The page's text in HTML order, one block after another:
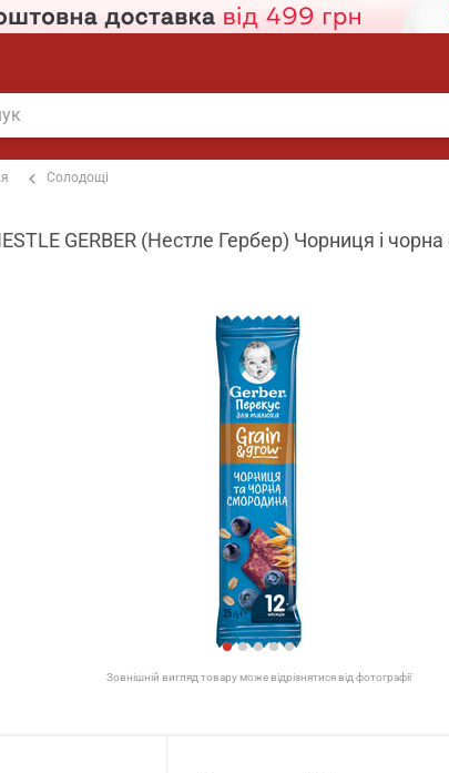
Солодощі
GERBER (Нестле Гербер) Чорниця і
Зовнішній вигляд товару може відрізнятися від фотографії